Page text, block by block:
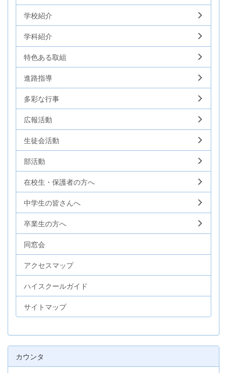
学校紹介
学科紹介
特色ある取組
進路指導
多彩な行事
広報活動
生徒会活動
部活動
在校生・保護者の方へ
中学生の皆さんへ
卒業生の方へ
同窓会
アクセスマップ
ハイスクールガイド
サイトマップ
カウンタ